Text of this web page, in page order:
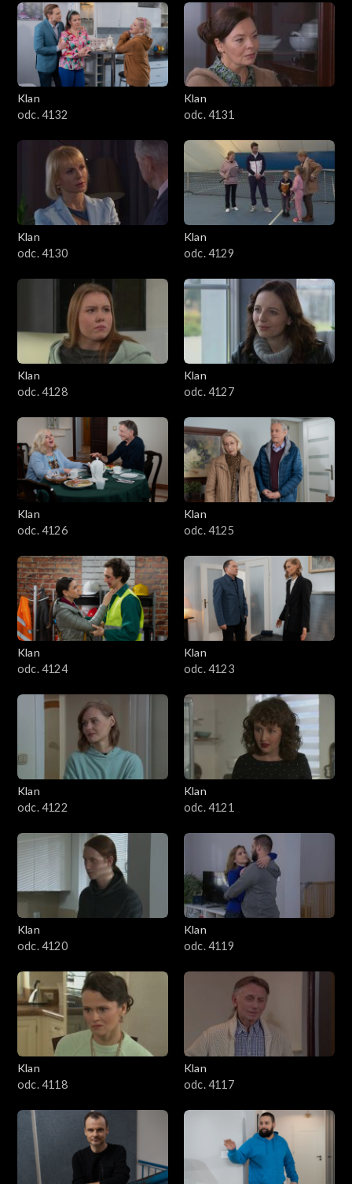
Klan
odc. 4132
Klan
odc. 4131
Klan
odc. 4130
Klan
odc. 4129
Klan
odc. 4128
Klan
odc. 4127
Klan
odc. 4126
Klan
odc. 4125
Klan
odc. 4124
Klan
odc. 4123
Klan
odc. 4122
Klan
odc. 4121
Klan
odc. 4120
Klan
odc. 4119
Klan
odc. 4118
Klan
odc. 4117